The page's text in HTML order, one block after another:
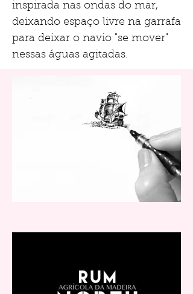
inspirada nas ondas do mar,
deixando espaço livre na garrafa
para deixar o navio "se mover"
nessas águas agitadas.